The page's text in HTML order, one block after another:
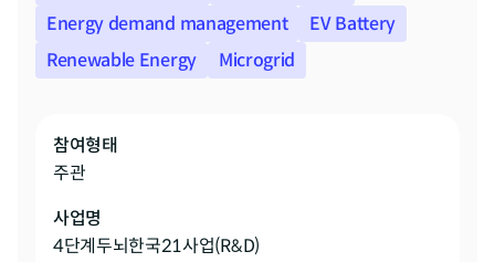
Energy demand management
EV Battery
Renewable Energy
Microgrid
참여형태
주관
사업명
4단계두뇌한국21사업(R&D)